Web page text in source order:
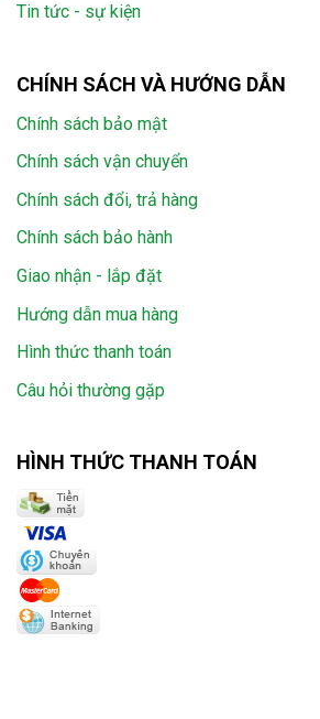
Tin tức - sự kiện
CHÍNH SÁCH VÀ HƯỚNG DẪN
Chính sách bảo mật
Chính sách vận chuyển
Chính sách đổi, trả hàng
Chính sách bảo hành
Giao nhận - lắp đặt
Hướng dẫn mua hàng
Hình thức thanh toán
Câu hỏi thường gặp
HÌNH THỨC THANH TOÁN